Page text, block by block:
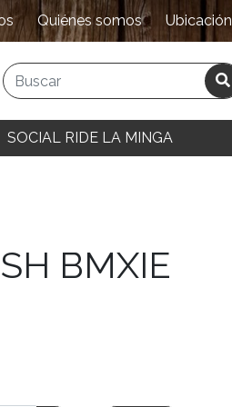
Quiénes somos Ubicación
SOCIAL RIDE LA MINGA
BMXIE